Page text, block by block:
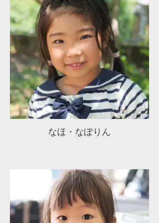
なほ・なぽりん